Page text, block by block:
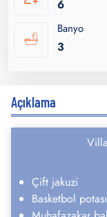
6
Banyo
3
Açıklama
Çift jakuzi
Basketbol potası